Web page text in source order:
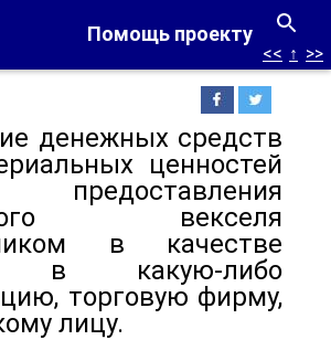
Помощь проекту
<< ↑ >>
денежных средств
ценностей
векселя
в качестве
в какую-либо
торговую фирму,
лицу.